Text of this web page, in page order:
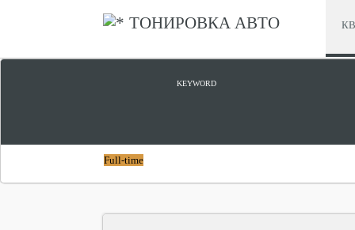
ТОНИРОВКА АВТО
KEYWORD
Full-time